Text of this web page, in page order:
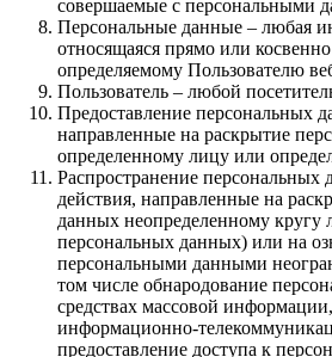
совершаемые с персональными
Персональные данные – любая
относящаяся прямо или
определяемому Пользователю
Пользователь – любой
Предоставление персональных
направленные на раскрытие
определенному лицу или
Распространение
действия, направленные на
данных неопределенному кругу
персональных данных) или на
персональными данными
том числе обнародование
средствах массовой
информационно-
предоставление доступа к